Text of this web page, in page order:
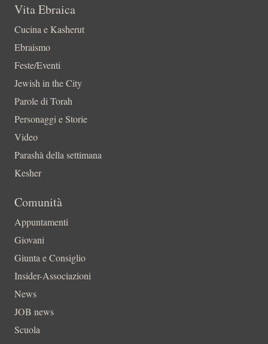
Vita Ebraica
Cucina e Kasherut
Ebraismo
Feste/Eventi
Jewish in the City
Parole di Torah
Personaggi e Storie
Video
Parashà della settimana
Kesher
Comunità
Appuntamenti
Giovani
Giunta e Consiglio
Insider-Associazioni
News
JOB news
Scuola